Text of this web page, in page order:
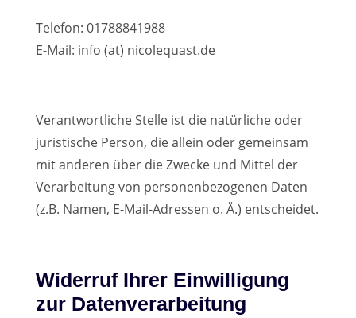
Telefon: 01788841988
E-Mail: info (at) nicolequast.de
Verantwortliche Stelle ist die natürliche oder
juristische Person, die allein oder gemeinsam
mit anderen über die Zwecke und Mittel der
Verarbeitung von personenbezogenen Daten
(z.B. Namen, E-Mail-Adressen o. Ä.) entscheidet.
Widerruf Ihrer Einwilligung
zur Datenverarbeitung